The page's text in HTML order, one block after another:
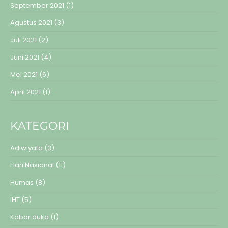
September 2021 (1)
Agustus 2021 (3)
Juli 2021 (2)
Juni 2021 (4)
Mei 2021 (6)
April 2021 (1)
KATEGORI
Adiwiyata (3)
Hari Nasional (11)
Humas (8)
IHT (5)
Kabar duka (1)